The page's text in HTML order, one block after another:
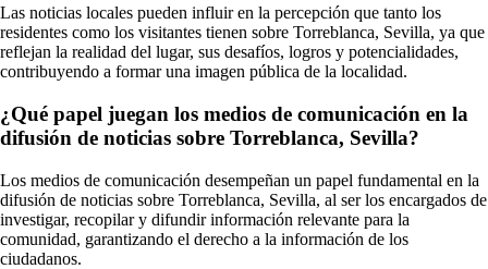
Las noticias locales pueden influir en la percepción que tanto los
residentes como los visitantes tienen sobre Torreblanca, Sevilla, ya que
reflejan la realidad del lugar, sus desafíos, logros y potencialidades,
contribuyendo a formar una imagen pública de la localidad.
¿Qué papel juegan los medios de comunicación en la
difusión de noticias sobre Torreblanca, Sevilla?
Los medios de comunicación desempeñan un papel fundamental en la
difusión de noticias sobre Torreblanca, Sevilla, al ser los encargados de
investigar, recopilar y difundir información relevante para la
comunidad, garantizando el derecho a la información de los
ciudadanos.